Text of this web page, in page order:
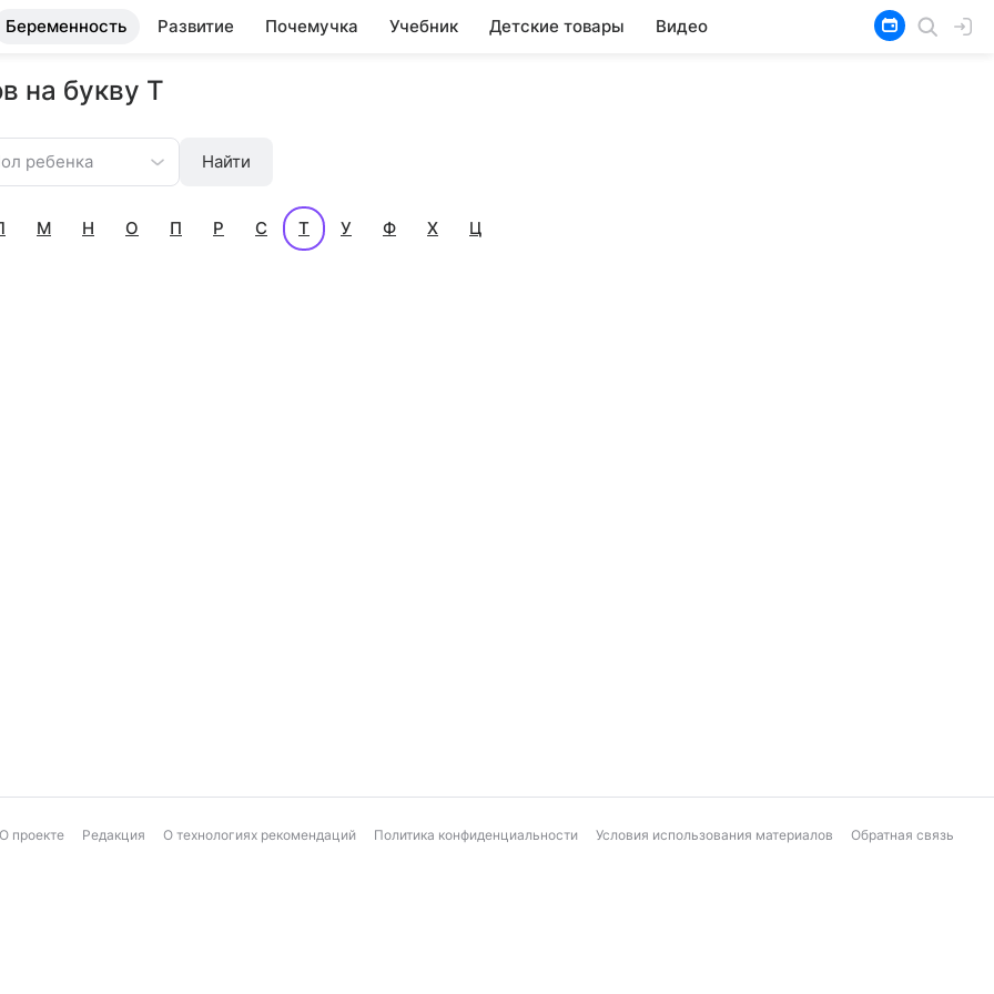
Беременность Развитие Почемучка Учебник Детские товары Видео
на букву Т
ребенка Найти
М Н О П Р С Т У Ф Х Ц
О проекте Редакция О технологиях рекомендаций Политика конфиденциальности Условия использования материалов Обратная связь